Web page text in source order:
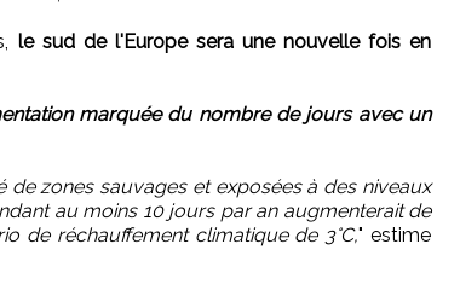
le sud de l'Europe sera une nouvelle fois en
marquée du nombre de jours avec un
zones sauvages et exposées à des niveaux
au moins 10 jours par an augmenterait de
de réchauffement climatique de 3°C," estime